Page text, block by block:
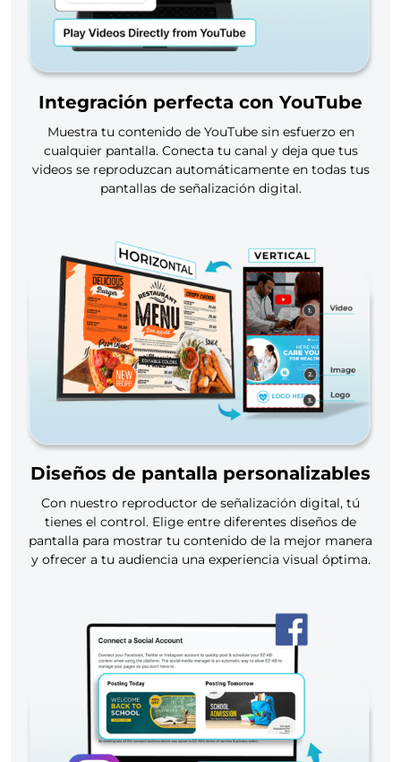
Integración perfecta con YouTube
Muestra tu contenido de YouTube sin esfuerzo en
cualquier pantalla. Conecta tu canal y deja que tus
videos se reproduzcan automáticamente en todas tus
pantallas de señalización digital.
Diseños de pantalla personalizables
Con nuestro reproductor de señalización digital, tú
tienes el control. Elige entre diferentes diseños de
pantalla para mostrar tu contenido de la mejor manera
y ofrecer a tu audiencia una experiencia visual óptima.